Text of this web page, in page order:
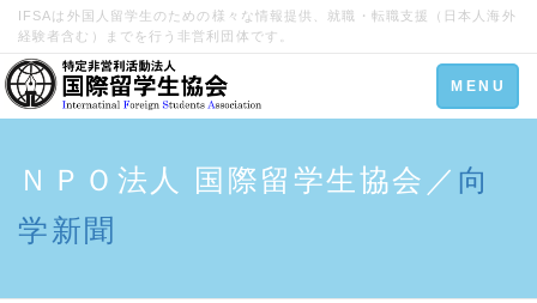
IFSAは外国人留学生のための様々な情報提供、就職・転職支援（日本人海外
経験者含む）までを行う非営利団体です。
Toggle
navigation
MENU
ＮＰＯ法人 国際留学生協会／ 向
学新聞